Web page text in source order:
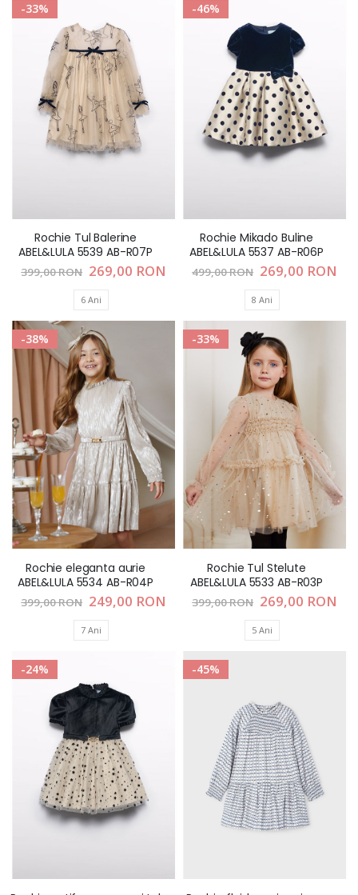
-33%
Rochie Tul Balerine
ABEL&LULA 5539 AB-R07P
399,00 RON Pret
special
269,00 RON
6 Ani
-46%
Rochie Mikado Buline
ABEL&LULA 5537 AB-R06P
499,00 RON Pret
special
269,00 RON
8 Ani
-38%
Rochie eleganta aurie
ABEL&LULA 5534 AB-R04P
399,00 RON Pret
special
249,00 RON
7 Ani
-33%
Rochie Tul Stelute
ABEL&LULA 5533 AB-R03P
399,00 RON Pret
special
269,00 RON
5 Ani
-24% -45%